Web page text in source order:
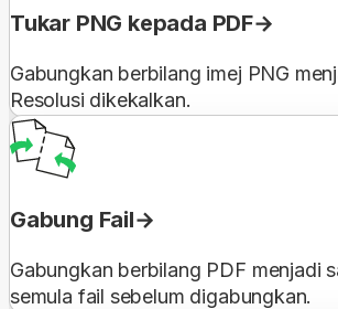
Tukar PNG kepada PDF
Gabungkan berbilang imej PNG
Resolusi dikekalkan.
Gabung Fail
Gabungkan berbilang PDF menjadi
semula fail sebelum digabungkan.